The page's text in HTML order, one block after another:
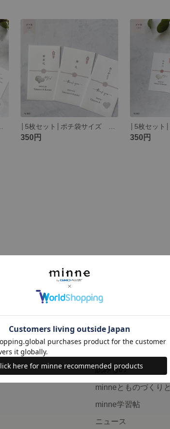
350円 350円
読みもの
minneとものづくりと
minne学習帖
ニュース